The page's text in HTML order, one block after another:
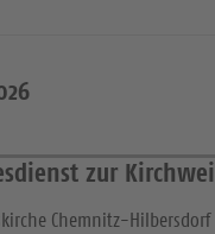
zur
Chemnitz-Hilbersdorf